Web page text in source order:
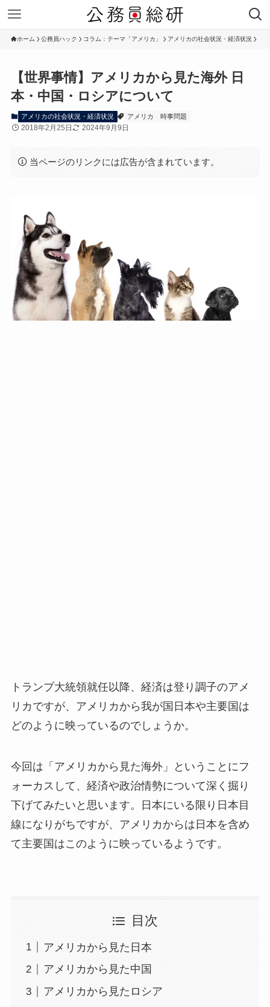
ホーム 公務員ハック コラム：テーマ「アメリカ」 アメリカの社会状況・経済状況
【世界事情】アメリカから見た海外 日
本・中国・ロシアについて
アメリカの社会状況・経済状況 アメリカ 時事問題
2018年2月25日 2024年9月9日
当ページのリンクには広告が含まれています。
トランプ大統領就任以降、経済は登り調子のアメ
リカですが、アメリカから我が国日本や主要国は
どのように映っているのでしょうか。
今回は「アメリカから見た海外」ということにフ
ォーカスして、経済や政治情勢について深く掘り
下げてみたいと思います。日本にいる限り日本目
線になりがちですが、アメリカからは日本を含め
て主要国はこのように映っているようです。
目次
アメリカから見た日本
アメリカから見た中国
アメリカから見たロシア